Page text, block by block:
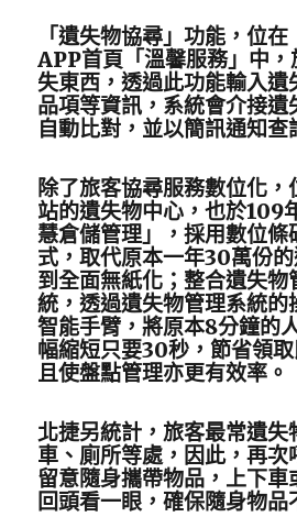
「遺失物協尋」功能，位在
APP首頁「溫馨服務」中
失東西，透過此功能輸入遺
品項等資訊，系統會介接遺
自動比對，並以簡訊通知查
除了旅客協尋服務數位化
站的遺失物中心，也於109
慧倉儲管理」，採用數位條
式，取代原本一年30萬份
到全面無紙化；整合遺失物
統，透過遺失物管理系統的
智能手臂，將原本8分鐘的
幅縮短只要30秒，節省領取
且使盤點管理亦更有效率。
北捷另統計，旅客最常遺失
車、廁所等處，因此，再次
留意隨身攜帶物品，上下車
回頭看一眼，確保隨身物品